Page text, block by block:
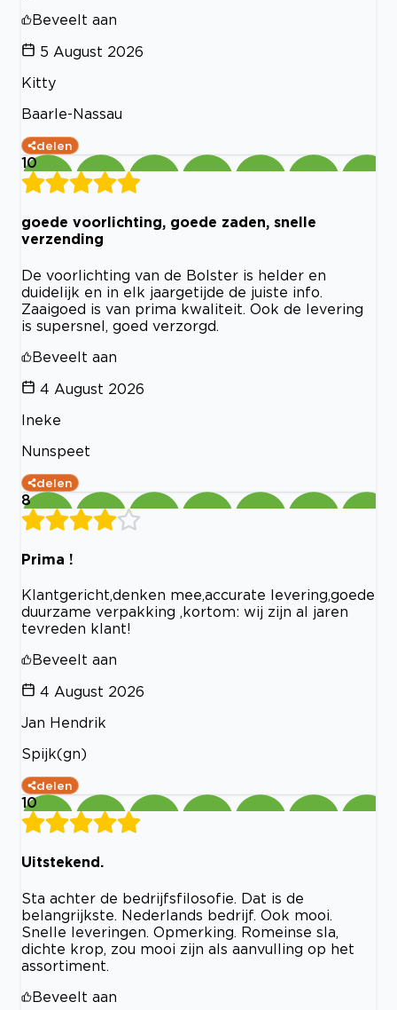
Beveelt aan
5 August 2026
Kitty
Baarle-Nassau
delen
10
goede voorlichting, goede zaden, snelle
verzending
De voorlichting van de Bolster is helder en
duidelijk en in elk jaargetijde de juiste info.
Zaaigoed is van prima kwaliteit. Ook de levering
is supersnel, goed verzorgd.
Beveelt aan
4 August 2026
Ineke
Nunspeet
delen
8
Prima !
Klantgericht,denken mee,accurate levering,goede
duurzame verpakking ,kortom: wij zijn al jaren
tevreden klant!
Beveelt aan
4 August 2026
Jan Hendrik
Spijk(gn)
delen
10
Uitstekend.
Sta achter de bedrijfsfilosofie. Dat is de
belangrijkste. Nederlands bedrijf. Ook mooi.
Snelle leveringen. Opmerking. Romeinse sla,
dichte krop, zou mooi zijn als aanvulling op het
assortiment.
Beveelt aan